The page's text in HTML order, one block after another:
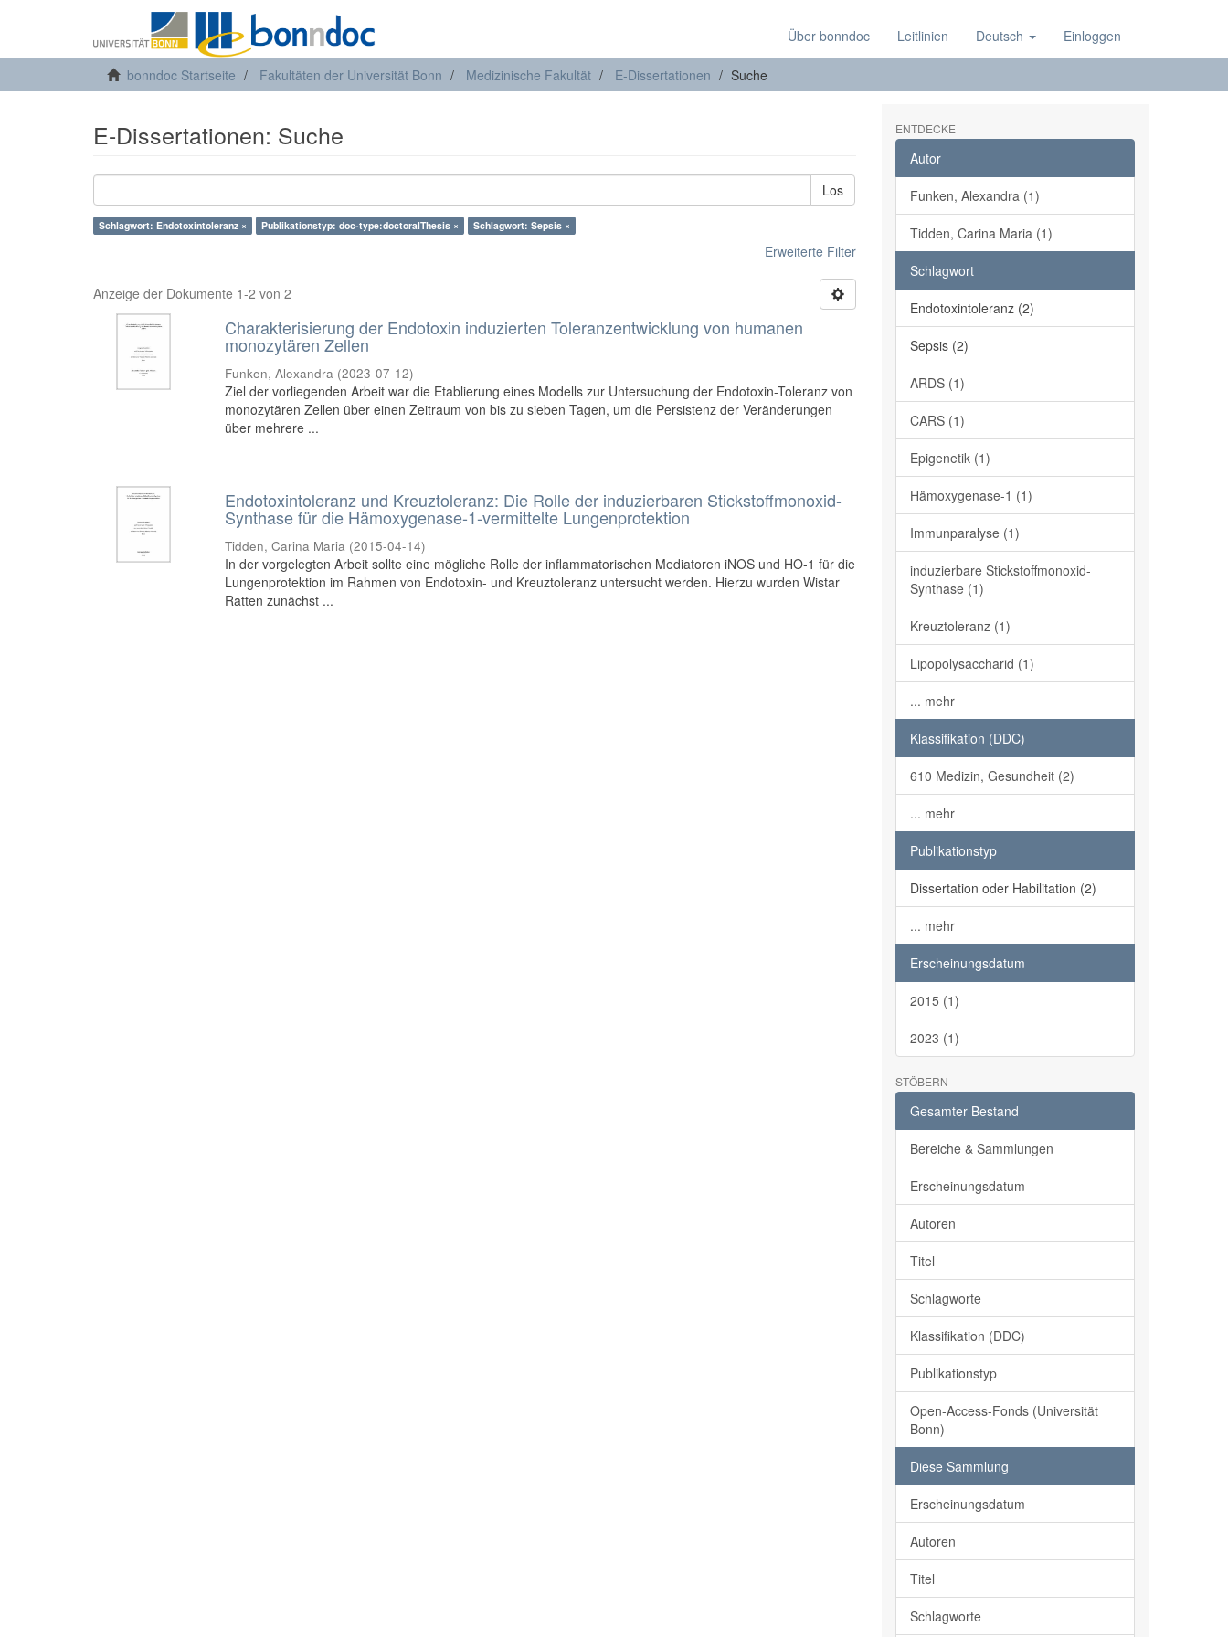
Über bonndoc Leitlinien Deutsch Einloggen
bonndoc Startseite Fakultäten der Universität Bonn Medizinische Fakultät E-Dissertationen Suche
E-Dissertationen: Suche
Los
Schlagwort: Endotoxintoleranz × Publikationstyp: doc-type:doctoralThesis × Schlagwort: Sepsis ×
Erweiterte Filter
Anzeige der Dokumente 1-2 von 2
Charakterisierung der Endotoxin induzierten Toleranzentwicklung von humanen
monozytären Zellen
Funken, Alexandra (2023-07-12)
Ziel der vorliegenden Arbeit war die Etablierung eines Modells zur Untersuchung der Endotoxin-Toleranz von
monozytären Zellen über einen Zeitraum von bis zu sieben Tagen, um die Persistenz der Veränderungen
über mehrere ...
Endotoxintoleranz und Kreuztoleranz: Die Rolle der induzierbaren Stickstoffmonoxid-
Synthase für die Hämoxygenase-1-vermittelte Lungenprotektion
Tidden, Carina Maria (2015-04-14)
In der vorgelegten Arbeit sollte eine mögliche Rolle der inflammatorischen Mediatoren iNOS und HO-1 für die
Lungenprotektion im Rahmen von Endotoxin- und Kreuztoleranz untersucht werden. Hierzu wurden Wistar
Ratten zunächst ...
ENTDECKE
Autor
Funken, Alexandra (1)
Tidden, Carina Maria (1)
Schlagwort
Endotoxintoleranz (2)
Sepsis (2)
ARDS (1)
CARS (1)
Epigenetik (1)
Hämoxygenase-1 (1)
Immunparalyse (1)
induzierbare Stickstoffmonoxid-
Synthase (1)
Kreuztoleranz (1)
Lipopolysaccharid (1)
... mehr
Klassifikation (DDC)
610 Medizin, Gesundheit (2)
... mehr
Publikationstyp
Dissertation oder Habilitation (2)
... mehr
Erscheinungsdatum
2015 (1)
2023 (1)
STÖBERN
Gesamter Bestand
Bereiche & Sammlungen
Erscheinungsdatum
Autoren
Titel
Schlagworte
Klassifikation (DDC)
Publikationstyp
Open-Access-Fonds (Universität
Bonn)
Diese Sammlung
Erscheinungsdatum
Autoren
Titel
Schlagworte